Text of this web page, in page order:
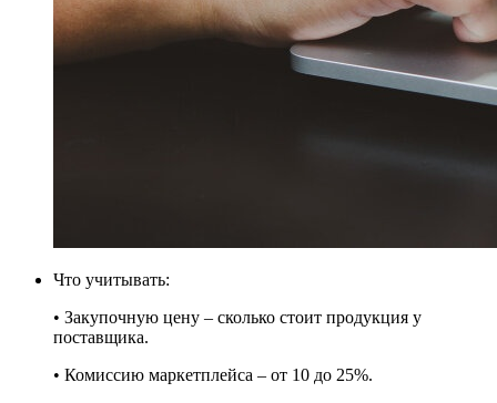
Что учитывать:
• Закупочную цену – сколько стоит продукция у
поставщика.
• Комиссию маркетплейса – от 10 до 25%.